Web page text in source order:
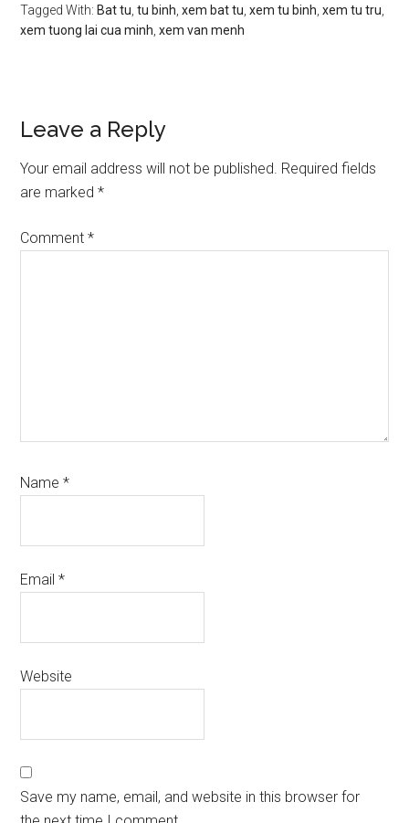
Tagged With: Bat tu ,tu binh ,xem bat tu ,xem tu binh ,xem tu tru
xem tuong lai cua minh ,xem van menh
Reader
Interactions
Leave a Reply
Your email address will not be published. Required fields
are marked*
Comment*
Name*
Email*
Website
Save my name, email, and website in this browser for